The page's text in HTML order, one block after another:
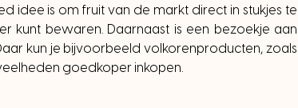
idee is om fruit van de markt direct in stukjes te
kunt bewaren. Daarnaast is een bezoekje aan
kun je bijvoorbeeld volkorenproducten, zoals
goedkoper inkopen.